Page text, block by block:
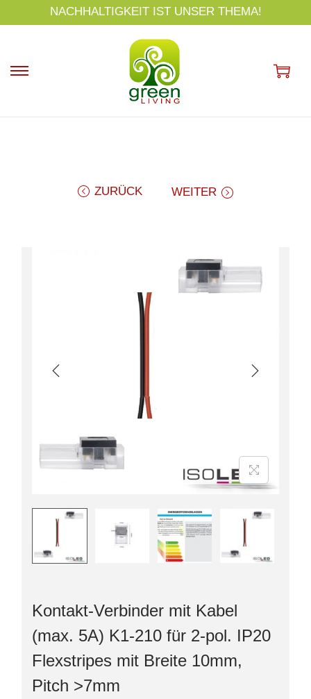
p
NACHHALTIGKEIT IST UNSER THEMA!
ZURÜCK WEITER
Kontakt-Verbinder mit Kabel
(max. 5A) K1-210 für 2-pol. IP20
Flexstripes mit Breite 10mm,
Pitch >7mm